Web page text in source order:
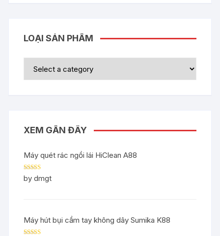
LOẠI SẢN PHẨM
XEM GẦN ĐÂY
Máy quét rác ngồi lái HiClean A88
Rated5out
of 5
by dmgt
Máy hút bụi cầm tay không dây Sumika K88